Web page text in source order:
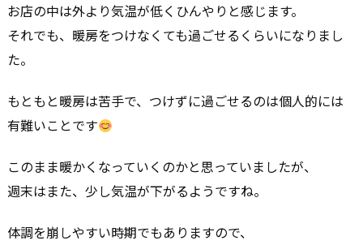
お店の中は外より気温が低くひんやりと感じます。
それでも、暖房をつけなくても過ごせるくらいになりまし
た。
もともと暖房は苦手で、つけずに過ごせるのは個人的には
有難いことです
このまま暖かくなっていくのかと思っていましたが、
週末はまた、少し気温が下がるようですね。
体調を崩しやすい時期でもありますので、